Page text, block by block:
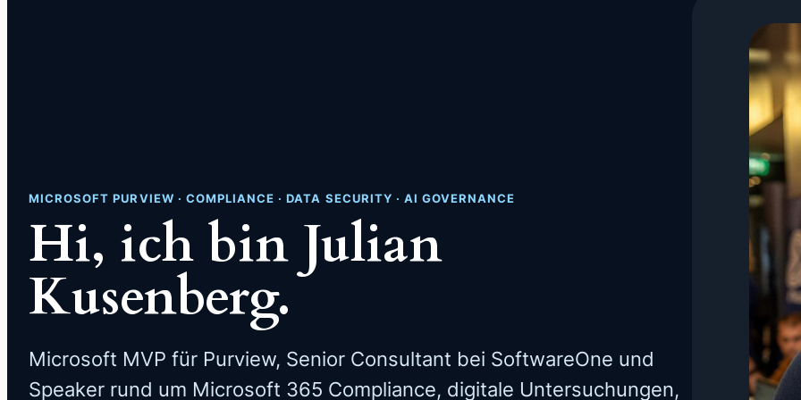
MICROSOFT PURVIEW · COMPLIANCE · DATA SECURITY · AI GOVERNANCE
Hi, ich bin Julian
Kusenberg.
Microsoft MVP für Purview, Senior Consultant bei SoftwareOne und
Speaker rund um Microsoft 365 Compliance, digitale Untersuchungen,